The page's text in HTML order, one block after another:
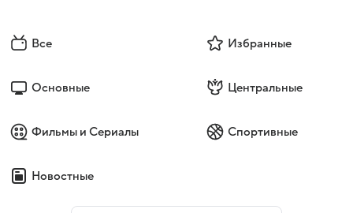
Все Избранные
Основные Центральные
Фильмы и Сериалы Спортивные
Новостные